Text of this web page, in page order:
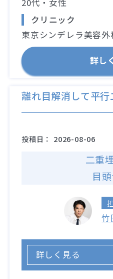
クリニック
東京シンデレラ美容外
詳し
離れ目解消して平行
投稿日： 2026-08-06
二重
目
竹
詳しく見る